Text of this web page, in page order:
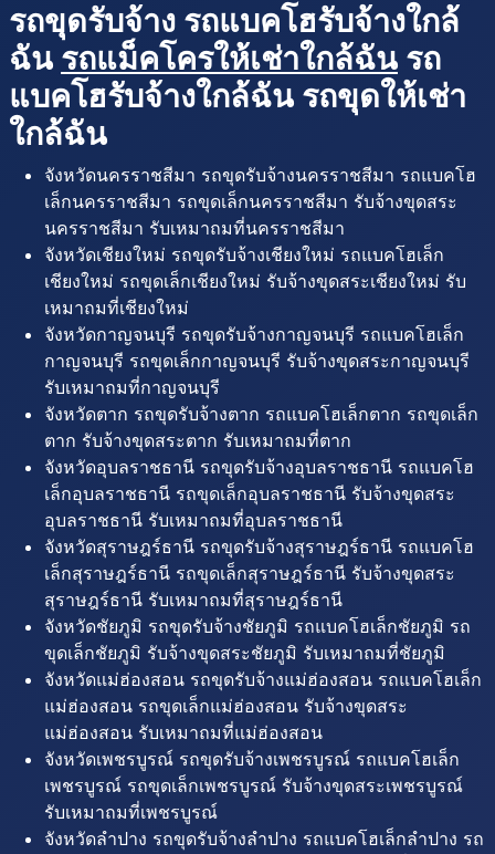
รถขุดรับจ้าง รถแบคโฮรับจ้างใกล้
ฉัน รถแม็คโครให้เช่าใกล้ฉัน รถ
แบคโฮรับจ้างใกล้ฉัน รถขุดให้เช่า
ใกล้ฉัน
จังหวัดนครราชสีมา รถขุดรับจ้างนครราชสีมา รถแบคโฮ
เล็กนครราชสีมา รถขุดเล็กนครราชสีมา รับจ้างขุดสระ
นครราชสีมา รับเหมาถมที่นครราชสีมา
จังหวัดเชียงใหม่ รถขุดรับจ้างเชียงใหม่ รถแบคโฮเล็ก
เชียงใหม่ รถขุดเล็กเชียงใหม่ รับจ้างขุดสระเชียงใหม่ รับ
เหมาถมที่เชียงใหม่
จังหวัดกาญจนบุรี รถขุดรับจ้างกาญจนบุรี รถแบคโฮเล็ก
กาญจนบุรี รถขุดเล็กกาญจนบุรี รับจ้างขุดสระกาญจนบุรี
รับเหมาถมที่กาญจนบุรี
จังหวัดตาก รถขุดรับจ้างตาก รถแบคโฮเล็กตาก รถขุดเล็ก
ตาก รับจ้างขุดสระตาก รับเหมาถมที่ตาก
จังหวัดอุบลราชธานี รถขุดรับจ้างอุบลราชธานี รถแบคโฮ
เล็กอุบลราชธานี รถขุดเล็กอุบลราชธานี รับจ้างขุดสระ
อุบลราชธานี รับเหมาถมที่อุบลราชธานี
จังหวัดสุราษฎร์ธานี รถขุดรับจ้างสุราษฎร์ธานี รถแบคโฮ
เล็กสุราษฎร์ธานี รถขุดเล็กสุราษฎร์ธานี รับจ้างขุดสระ
สุราษฎร์ธานี รับเหมาถมที่สุราษฎร์ธานี
จังหวัดชัยภูมิ รถขุดรับจ้างชัยภูมิ รถแบคโฮเล็กชัยภูมิ รถ
ขุดเล็กชัยภูมิ รับจ้างขุดสระชัยภูมิ รับเหมาถมที่ชัยภูมิ
จังหวัดแม่ฮ่องสอน รถขุดรับจ้างแม่ฮ่องสอน รถแบคโฮเล็ก
แม่ฮ่องสอน รถขุดเล็กแม่ฮ่องสอน รับจ้างขุดสระ
แม่ฮ่องสอน รับเหมาถมที่แม่ฮ่องสอน
จังหวัดเพชรบูรณ์ รถขุดรับจ้างเพชรบูรณ์ รถแบคโฮเล็ก
เพชรบูรณ์ รถขุดเล็กเพชรบูรณ์ รับจ้างขุดสระเพชรบูรณ์
รับเหมาถมที่เพชรบูรณ์
จังหวัดลำปาง รถขุดรับจ้างลำปาง รถแบคโฮเล็กลำปาง รถ